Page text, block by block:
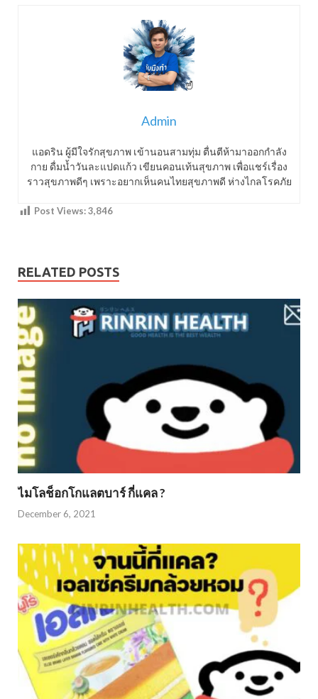
Admin
แอดริน ผู้มีใจรักสุขภาพ เข้านอนสามทุ่ม ตื่นตีห้ามาออกกำลัง
กาย ดื่มน้ำวันละแปดแก้ว เขียนคอนเท้นสุขภาพ เพื่อแชร์เรื่อง
ราวสุขภาพดีๆ เพราะอยากเห็นคนไทยสุขภาพดี ห่างไกลโรคภัย
Post Views:3,846
RELATED POSTS
ไมโลช็อกโกแลตบาร์ กี่แคล ?
December 6, 2021